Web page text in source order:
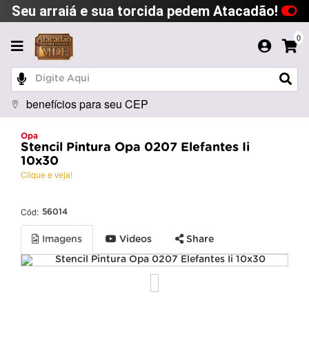
Seu arraiá e sua torcida pedem Atacadão!
0
benefícios para seu CEP
Opa
Stencil Pintura Opa 0207 Elefantes Ii
10x30
Clique e veja!
Cód: 56014
Imagens Videos Share